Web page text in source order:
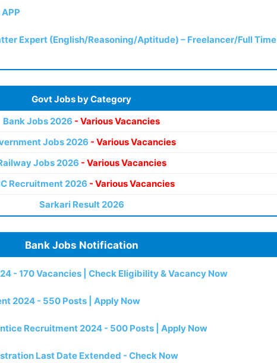
Expert (English/Reasoning/Aptitude) – Freelancer/Full Time
Govt Jobs by Category
Bank Jobs 2026 - Various Vacancies
Jobs 2026 - Various Vacancies
Jobs 2026 - Various Vacancies
Recruitment 2026 - Various Vacancies
Sarkari Result 2026
Bank Jobs Notification
- 170 Vacancies | Check Eligibility & Vacancy Now
2024 - 550 Posts | Apply Now
Recruitment 2024 - 500 Posts | Apply Now
Last Date Extended - Check Now